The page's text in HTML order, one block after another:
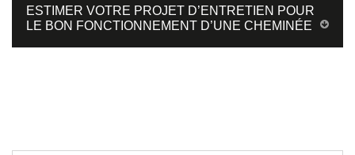
ESTIMER VOTRE PROJET D’ENTRETIEN POUR
LE BON FONCTIONNEMENT D’UNE CHEMINÉE